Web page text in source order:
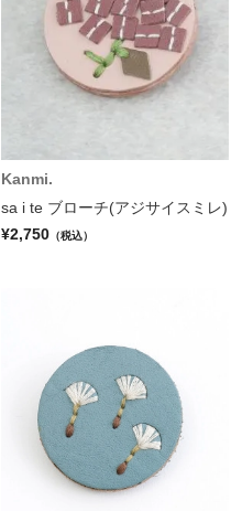
Kanmi.
sa i te ブローチ(アジサイスミレ)
¥2,750 （税込）